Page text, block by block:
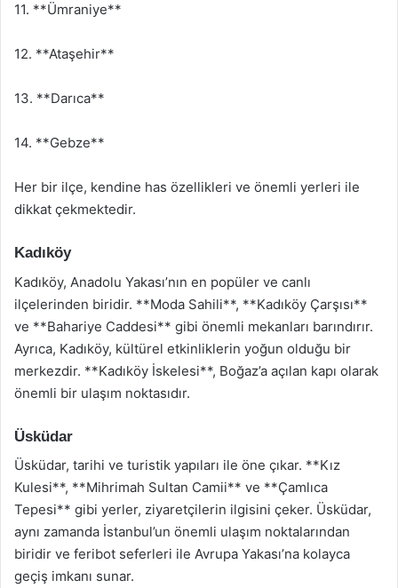
11. **Ümraniye**
12. **Ataşehir**
13. **Darıca**
14. **Gebze**
Her bir ilçe, kendine has özellikleri ve önemli yerleri ile
dikkat çekmektedir.
Kadıköy
Kadıköy, Anadolu Yakası’nın en popüler ve canlı
ilçelerinden biridir. **Moda Sahili**, **Kadıköy Çarşısı**
ve **Bahariye Caddesi** gibi önemli mekanları barındırır.
Ayrıca, Kadıköy, kültürel etkinliklerin yoğun olduğu bir
merkezdir. **Kadıköy İskelesi**, Boğaz’a açılan kapı olarak
önemli bir ulaşım noktasıdır.
Üsküdar
Üsküdar, tarihi ve turistik yapıları ile öne çıkar. **Kız
Kulesi**, **Mihrimah Sultan Camii** ve **Çamlıca
Tepesi** gibi yerler, ziyaretçilerin ilgisini çeker. Üsküdar,
aynı zamanda İstanbul’un önemli ulaşım noktalarından
biridir ve feribot seferleri ile Avrupa Yakası’na kolayca
geçiş imkanı sunar.